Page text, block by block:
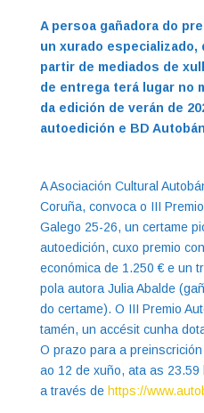
A persoa gañadora do
un xurado especializado,
partir de mediados de
de entrega terá lugar no
da edición de verán de
autoedición e BD Autobán
A Asociación Cultural
Coruña, convoca o III
Galego 25-26, un certame
autoedición, cuxo premio
económica de 1.250 € e un
pola autora Julia Abalde
do certame). O III Premio
tamén, un accésit cunha
O prazo para a
ao 12 de xuño, ata as
a través de https://